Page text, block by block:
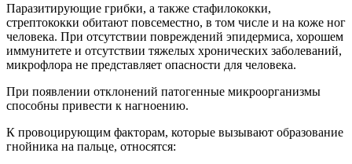
Паразитирующие грибки, а также стафилококки,
стрептококки обитают повсеместно, в том числе и на коже ног
человека. При отсутствии повреждений эпидермиса, хорошем
иммунитете и отсутствии тяжелых хронических заболеваний,
микрофлора не представляет опасности для человека.
При появлении отклонений патогенные микроорганизмы
способны привести к нагноению.
К провоцирующим факторам, которые вызывают образование
гнойника на пальце, относятся: